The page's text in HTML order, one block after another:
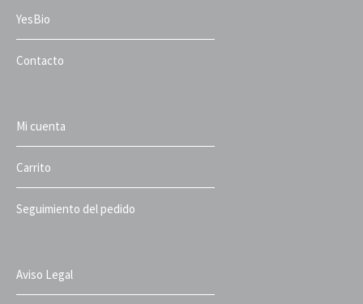
YesBio
Contacto
Mi cuenta
Carrito
Seguimiento del pedido
Aviso Legal